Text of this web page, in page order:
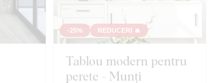
-25% REDUCERI 🔥
Tablou modern pentru
perete - Munți